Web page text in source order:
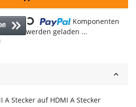
Loading...
Komponenten
werden geladen ...
A Stecker auf HDMI A Stecker